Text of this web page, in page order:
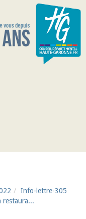
Info-lettre-305
restaura...